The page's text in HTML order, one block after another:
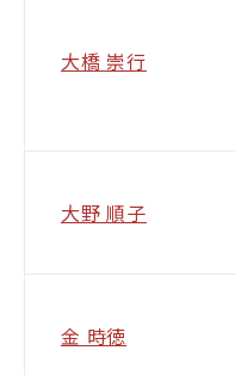
大橋 崇行
大野 順子
金 時徳